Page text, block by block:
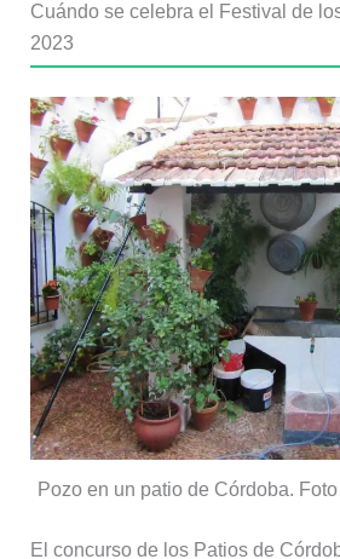
Cuándo se celebra el Festival de
2023
Pozo en un patio de Córdoba.
El concurso de los Patios de